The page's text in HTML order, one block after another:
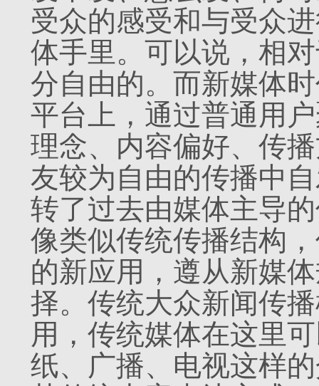
受众的感受和与受众
体手里。可以说，相
分自由的。而新媒体
平台上，通过普通用
理念、内容偏好、传
友较为自由的传播中
转了过去由媒体主导
像类似传统传播结构
的新应用，遵从新媒
择。传统大众新闻传
用，传统媒体在这里
纸、广播、电视这样